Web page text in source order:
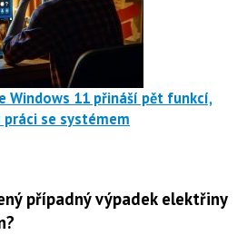
Windows 11 přináší pět funkcí,
se systémem
případný výpadek elektřiny